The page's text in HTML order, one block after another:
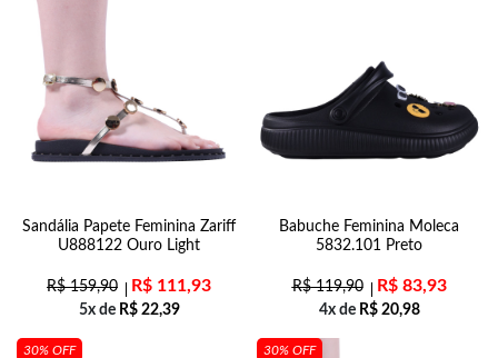
Sandália Papete Feminina Zariff
U888122 Ouro Light
R$159,90 R$ 111,93
5x de R$22,39
Babuche Feminina Moleca
5832.101 Preto
R$119,90 R$83,93
4x de R$20,98
30% OFF 30% OFF